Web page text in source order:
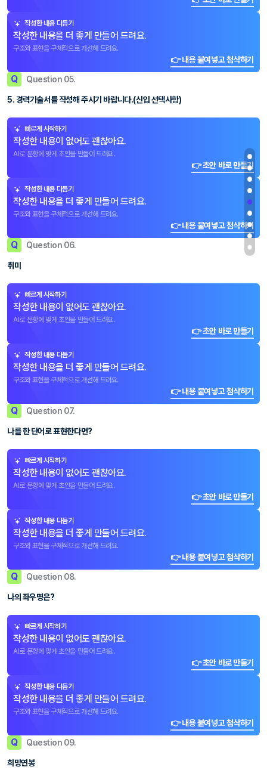
작성한 내용 다듬기
작성한 내용을 더 좋게 만들어 드려요.
구조와 표현을 구체적으로 개선해 드려요.
👉 내용 붙여넣고 첨삭하기
Q Question 05.
5. 경력기술서를 작성해 주시기 바랍니다.(신입 선택사항)
빠르게 시작하기
작성한 내용이 없어도 괜찮아요.
AI로 문항에 맞게 초안을 만들어 드려요.
👉 초안 바로 만들기
작성한 내용 다듬기
작성한 내용을 더 좋게 만들어 드려요.
구조와 표현을 구체적으로 개선해 드려요.
👉 내용 붙여넣고 첨삭하기
Q Question 06.
취미
빠르게 시작하기
작성한 내용이 없어도 괜찮아요.
AI로 문항에 맞게 초안을 만들어 드려요.
👉 초안 바로 만들기
작성한 내용 다듬기
작성한 내용을 더 좋게 만들어 드려요.
구조와 표현을 구체적으로 개선해 드려요.
👉 내용 붙여넣고 첨삭하기
Q Question 07.
나를 한 단어로 표현한다면?
빠르게 시작하기
작성한 내용이 없어도 괜찮아요.
AI로 문항에 맞게 초안을 만들어 드려요.
👉 초안 바로 만들기
작성한 내용 다듬기
작성한 내용을 더 좋게 만들어 드려요.
구조와 표현을 구체적으로 개선해 드려요.
👉 내용 붙여넣고 첨삭하기
Q Question 08.
나의 좌우명은?
빠르게 시작하기
작성한 내용이 없어도 괜찮아요.
AI로 문항에 맞게 초안을 만들어 드려요.
👉 초안 바로 만들기
작성한 내용 다듬기
작성한 내용을 더 좋게 만들어 드려요.
구조와 표현을 구체적으로 개선해 드려요.
👉 내용 붙여넣고 첨삭하기
Q Question 09.
희망연봉